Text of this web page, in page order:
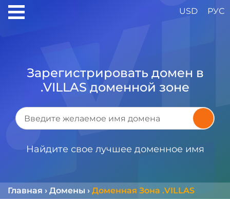
USD РУС
Зарегистрировать домен в
.VILLAS доменной зоне
Найдите свое лучшее доменное имя
Главная › Домены › Доменная Зона .VILLAS